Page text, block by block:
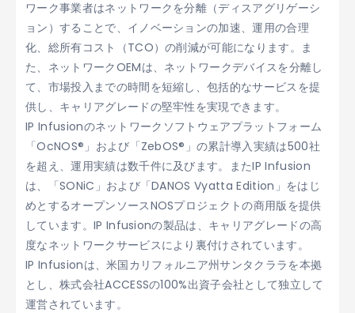
ワーク事業者はネットワークを分離（ディスアグリゲーシ
ョン）することで、イノベーションの加速、運用の合理
化、総所有コスト（TCO）の削減が可能になります。ま
た、ネットワークOEMは、ネットワークデバイスを分離し
て、市場投入までの時間を短縮し、包括的なサービスを提
供し、キャリアグレードの堅牢性を実現できます。
IP Infusionのネットワークソフトウェアプラットフォーム
「OcNOS®」および「ZebOS®」の累計導入実績は500社
を超え、運用実績は数千件に及びます。またIP Infusion
は、「SONiC」および「DANOS Vyatta Edition」をはじ
めとするオープンソースNOSプロジェクトの商用版を提供
しています。IP Infusionの製品は、キャリアグレードの高
度なネットワークサービスにより裏付けされています。
IP Infusionは、米国カリフォルニア州サンタクララを本拠
とし、株式会社ACCESSの100%出資子会社として独立して
運営されています。